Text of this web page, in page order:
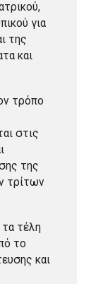
για
της
και
τρόπο
στις
της
τρίτων
τα τέλη
το
και